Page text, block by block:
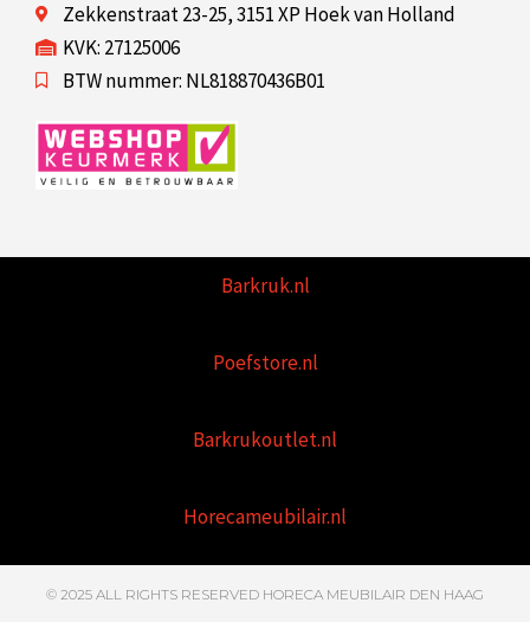
Zekkenstraat 23-25, 3151 XP Hoek van Holland
KVK: 27125006
BTW nummer: NL818870436B01
Barkruk.nl
Poefstore.nl
Barkrukoutlet.nl
Horecameubilair.nl
© 2025 ALL RIGHTS RESERVED HORECA MEUBILAIR DEN HAAG